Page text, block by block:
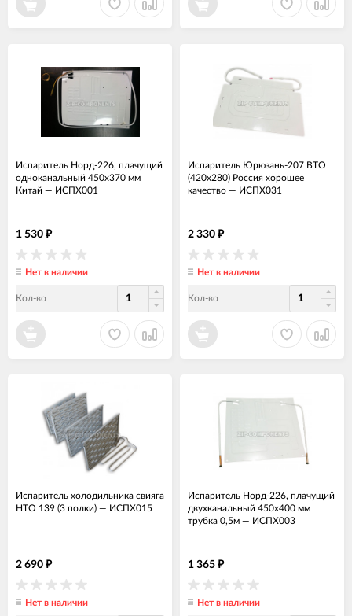
Испаритель Норд-226, плачущий
одноканальный 450x370 мм
Китай — ИСПХ001
1 530 ₽
Нет в наличии
Кол-во
Испаритель Юрюзань-207 ВТО
(420х280) Россия хорошее
качество — ИСПХ031
2 330 ₽
Нет в наличии
Кол-во
Испаритель холодильника свияга
НТО 139 (3 полки) — ИСПХ015
2 690 ₽
Нет в наличии
Испаритель Норд-226, плачущий
двухканальный 450x400 мм
трубка 0,5м — ИСПХ003
1 365 ₽
Нет в наличии